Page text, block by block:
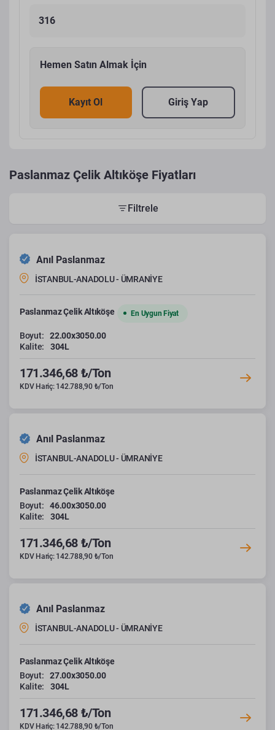
316
Hemen Satın Almak İçin
Kayıt Ol Giriş Yap
Paslanmaz Çelik Altıköşe Fiyatları
Filtrele
Anıl Paslanmaz
İSTANBUL-ANADOLU - ÜMRANİYE
Paslanmaz Çelik Altıköşe En Uygun Fiyat
Boyut:
22.00x3050.00
Kalite:
304L
171.346,68 ₺/Ton
KDV Hariç: 142.788,90 ₺/Ton
Anıl Paslanmaz
İSTANBUL-ANADOLU - ÜMRANİYE
Paslanmaz Çelik Altıköşe
Boyut:
46.00x3050.00
Kalite:
304L
171.346,68 ₺/Ton
KDV Hariç: 142.788,90 ₺/Ton
Anıl Paslanmaz
İSTANBUL-ANADOLU - ÜMRANİYE
Paslanmaz Çelik Altıköşe
Boyut:
27.00x3050.00
Kalite:
304L
171.346,68 ₺/Ton
KDV Hariç: 142.788,90 ₺/Ton